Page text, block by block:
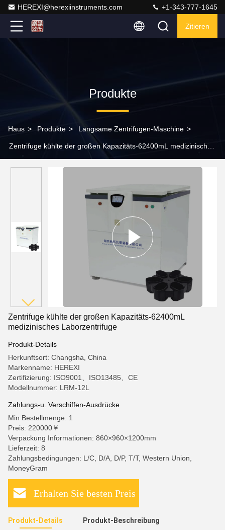
HEREXI@herexiinstruments.com +1-343-777-1645
Zitieren
Produkte
Haus > Produkte > Langsame Zentrifugen-Maschine >
Zentrifuge kühlte der großen Kapazitäts-62400mL medizinisches
Zentrifuge kühlte der großen Kapazitäts-62400mL
medizinisches Laborzentrifuge
Produkt-Details
Herkunftsort: Changsha, China
Markenname: HEREXI
Zertifizierung: ISO9001、ISO13485、CE
Modellnummer: LRM-12L
Zahlungs-u. Verschiffen-Ausdrücke
Min Bestellmenge: 1
Preis: 220000￥
Verpackung Informationen: 860×960×1200mm
Lieferzeit: 8
Zahlungsbedingungen: L/C, D/A, D/P, T/T, Western Union,
MoneyGram
Erhalten Sie besten Preis
Produkt-Details Produkt-Beschreibung